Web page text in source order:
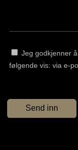
Jeg godkjenner
følgende vis: via e-